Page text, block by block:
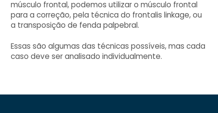
músculo frontal, podemos utilizar o músculo frontal
para a correção, pela técnica do frontalis linkage, ou
a transposição de fenda palpebral.
Essas são algumas das técnicas possíveis, mas cada
caso deve ser analisado individualmente.